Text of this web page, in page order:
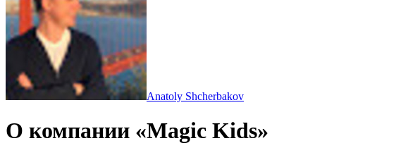
Anatoly Shcherbakov
О компании «Magic Kids»